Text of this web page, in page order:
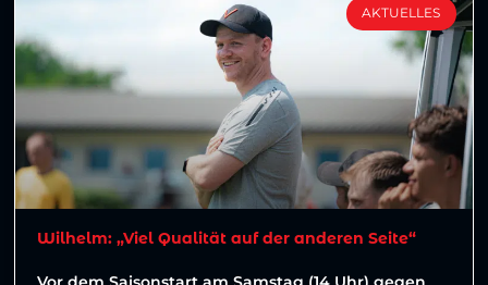
AKTUELLES
Wilhelm: „Viel Qualität auf der anderen Seite“